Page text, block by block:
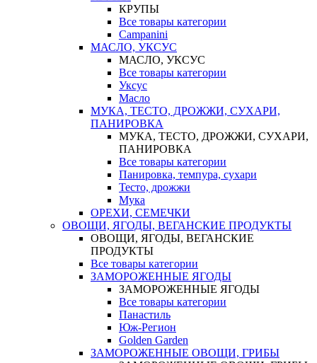
КРУПЫ
Все товары категории
Campanini
МАСЛО, УКСУС
МАСЛО, УКСУС
Все товары категории
Уксус
Масло
МУКА, ТЕСТО, ДРОЖЖИ, СУХАРИ,
ПАНИРОВКА
МУКА, ТЕСТО, ДРОЖЖИ, СУХАРИ,
ПАНИРОВКА
Все товары категории
Панировка, темпура, сухари
Тесто, дрожжи
Мука
ОРЕХИ, СЕМЕЧКИ
ОВОЩИ, ЯГОДЫ, ВЕГАНСКИЕ ПРОДУКТЫ
ОВОЩИ, ЯГОДЫ, ВЕГАНСКИЕ
ПРОДУКТЫ
Все товары категории
ЗАМОРОЖЕННЫЕ ЯГОДЫ
ЗАМОРОЖЕННЫЕ ЯГОДЫ
Все товары категории
Панастиль
Юж-Регион
Golden Garden
ЗАМОРОЖЕННЫЕ ОВОЩИ, ГРИБЫ